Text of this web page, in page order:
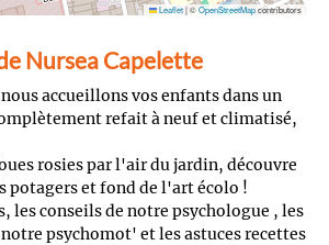
Leaflet|©OpenStreetMapcontributors
Nursea Capelette
accueillons vos enfants dans un
refait à neuf et climatisé,
rosies par l'air du jardin, découvre
potagers et fond de l'art écolo !
les conseils de notre psychologue , les
psychomot' et les astuces recettes